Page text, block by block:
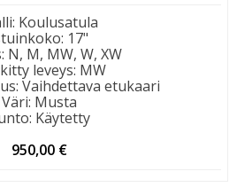
: Koulusatula
: 17"
: N, M, MW, W, XW
leveys: MW
: Vaihdettava etukaari
Väri: Musta
: Käytetty
950,00 €